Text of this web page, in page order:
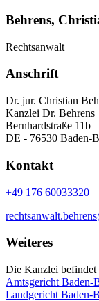
Behrens,
Rechtsanwalt
Anschrift
Dr. jur. Christian
Kanzlei Dr. Behrens
Bernhardstraße 11b
DE - 76530 Baden-
Kontakt
+49 176 60033320
Weiteres
Die Kanzlei befindet
Amtsgericht Baden-
Landgericht Baden-